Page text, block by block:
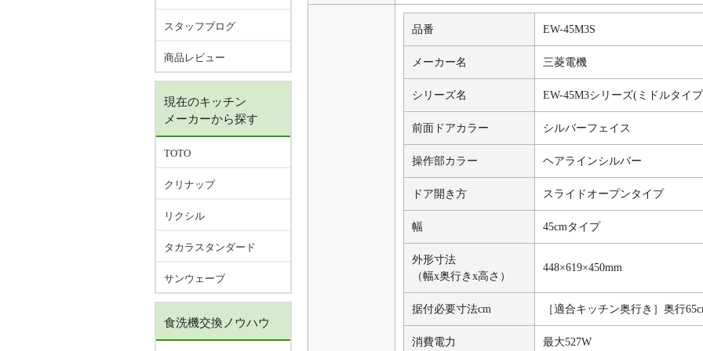
品番 EW-45M3S
メーカー名 三菱電機
シリーズ名 EW-45M3シリーズ(ミドルタイ
前面ドアカラー シルバーフェイス
操作部カラー ヘアラインシルバー
ドア開き方 スライドオープンタイプ
幅 45cmタイプ
外形寸法
（幅x奥行きx高さ）
448×619×450mm
据付必要寸法cm ［適合キッチン奥行き］奥行
消費電力 最大527W
スタッフブログ
商品レビュー
現在のキッチン
メーカーから探す
TOTO
クリナップ
リクシル
タカラスタンダード
サンウェーブ
食洗機交換ノウハウ